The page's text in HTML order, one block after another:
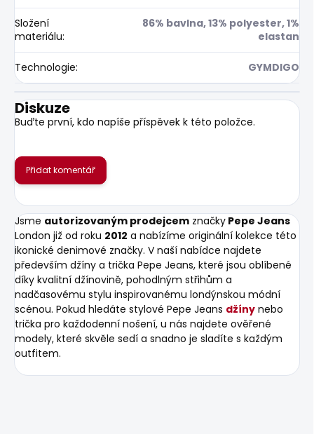
Složení
materiálu:
86% bavlna, 13% polyester, 1%
elastan
Technologie: GYMDIGO
Diskuze
Buďte první, kdo napíše příspěvek k této položce.
Přidat komentář
Jsme autorizovaným prodejcem značky Pepe Jeans
London již od roku 2012 a nabízíme originální kolekce této
ikonické denimové značky. V naší nabídce najdete
především džíny a trička Pepe Jeans, které jsou oblíbené
díky kvalitní džínovině, pohodlným střihům a
nadčasovému stylu inspirovanému londýnskou módní
scénou. Pokud hledáte stylové Pepe Jeans džíny nebo
trička pro každodenní nošení, u nás najdete ověřené
modely, které skvěle sedí a snadno je sladíte s každým
outfitem.